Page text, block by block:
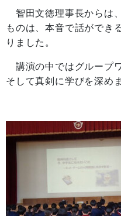
智田文徳理事長からは
ものは、本音で話ができ
りました。
講演の中ではグループ
そして真剣に学びを深め